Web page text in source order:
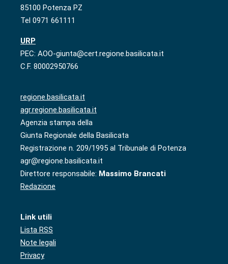
85100 Potenza PZ
Tel 0971 661111
URP
PEC: AOO-giunta@cert.regione.basilicata.it
C.F. 80002950766
regione.basilicata.it
agr.regione.basilicata.it
Agenzia stampa della
Giunta Regionale della Basilicata
Registrazione n. 209/1995 al Tribunale di Potenza
agr@regione.basilicata.it
Direttore responsabile: Massimo Brancati
Redazione
Link utili
Lista RSS
Note legali
Privacy